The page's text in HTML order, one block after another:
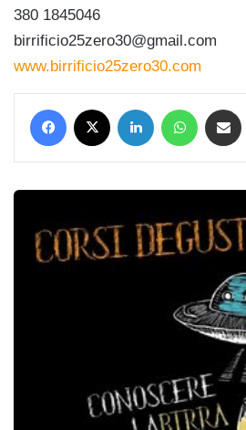
380 1845046
birrificio25zero30@gmail.com
www.birrificio25zero30.com
Facebook LinkedIn WhatsApp